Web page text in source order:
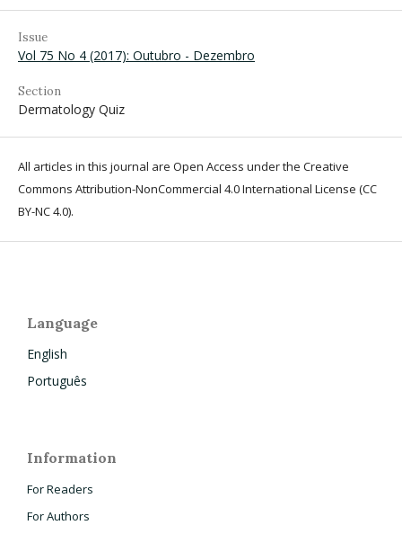
Issue
Vol 75 No 4 (2017): Outubro - Dezembro
Section
Dermatology Quiz
All articles in this journal are Open Access under the Creative
Commons Attribution-NonCommercial 4.0 International License (CC
BY-NC 4.0).
Language
English
Português
Information
For Readers
For Authors